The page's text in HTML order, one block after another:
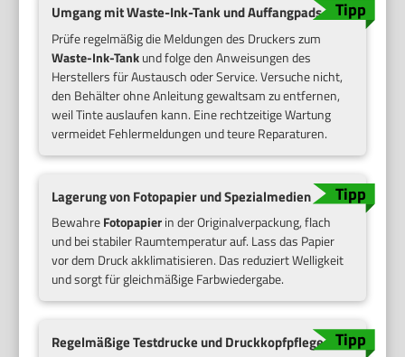
Umgang mit Waste-Ink-Tank und Auffangpads
Prüfe regelmäßig die Meldungen des Druckers zum
Waste-Ink-Tankund folge den Anweisungen des
Herstellers für Austausch oder Service. Versuche nicht,
den Behälter ohne Anleitung gewaltsam zu entfernen,
weil Tinte auslaufen kann. Eine rechtzeitige Wartung
vermeidet Fehlermeldungen und teure Reparaturen.
Lagerung von Fotopapier und Spezialmedien
BewahreFotopapierin der Originalverpackung, flach
und bei stabiler Raumtemperatur auf. Lass das Papier
vor dem Druck akklimatisieren. Das reduziert Welligkeit
und sorgt für gleichmäßige Farbwiedergabe.
Regelmäßige Testdrucke und Druckkopfpflege